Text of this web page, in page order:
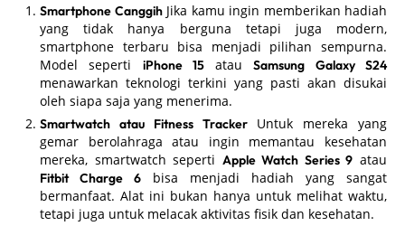
Smartphone CanggihJika kamu ingin memberikan hadiah
yang tidak hanya berguna tetapi juga modern,
smartphone terbaru bisa menjadi pilihan sempurna.
Model seperti iPhone 15atauSamsung Galaxy S24
menawarkan teknologi terkini yang pasti akan disukai
oleh siapa saja yang menerima.
Smartwatch atau Fitness TrackerUntuk mereka yang
gemar berolahraga atau ingin memantau kesehatan
mereka, smartwatch seperti Apple Watch Series 9 atau
Fitbit Charge 6 bisa menjadi hadiah yang sangat
bermanfaat. Alat ini bukan hanya untuk melihat waktu,
tetapi juga untuk melacak aktivitas fisik dan kesehatan.